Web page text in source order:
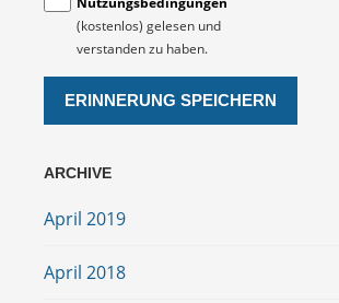
(kostenlos) gelesen und
verstanden zu haben.
ARCHIVE
April 2019
April 2018